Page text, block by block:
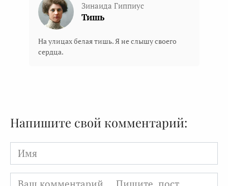
Зинаида Гиппиус
Тишь
На улицах белая тишь. Я не слышу своего
сердца.
Напишите свой комментарий:
Имя